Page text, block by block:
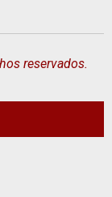
reservados.